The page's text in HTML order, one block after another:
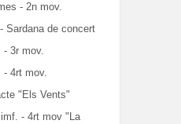
- 2n mov.
Sardana de concert
- 3r mov.
- 4rt mov.
"Els Vents"
- 4rt mov "La